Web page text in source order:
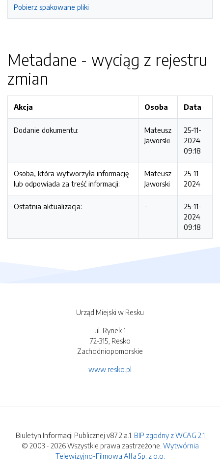
Pobierz spakowane pliki
Metadane - wyciąg z rejestru
zmian
Akcja Osoba Data
Dodanie dokumentu:
Mateusz
Jaworski
25-11-
2024
09:18
Osoba, która wytworzyła informację
lub odpowiada za treść informacji:
Mateusz
Jaworski
25-11-
2024
Ostatnia aktualizacja: -
25-11-
2024
09:18
Urząd Miejski w Resku
ul. Rynek 1
72-315, Resko
Zachodniopomorskie
www.resko.pl
Biuletyn Informacji Publicznej v87.2.a.1. BIP zgodny z WCAG 2.1
© 2003 - 2026 Wszystkie prawa zastrzeżone. Wytwórnia
Telewizyjno-Filmowa Alfa Sp. z o.o.